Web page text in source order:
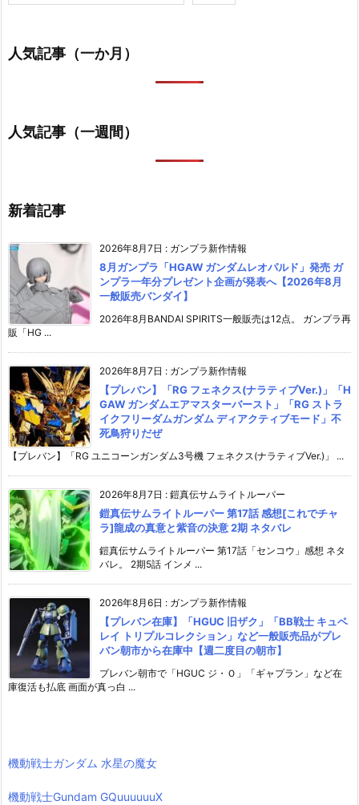
人気記事（一か月）
人気記事（一週間）
新着記事
2026年8月7日 : ガンプラ新作情報
8月ガンプラ「HGAW ガンダムレオパルド」発売 ガ
ンプラ一年分プレゼント企画が発表へ【2026年8月
一般販売バンダイ】
2026年8月BANDAI SPIRITS一般販売は12点。 ガンプラ再
販「HG ...
2026年8月7日 : ガンプラ新作情報
【プレバン】「RG フェネクス(ナラティブVer.)」「H
GAW ガンダムエアマスターバースト」「RG ストラ
イクフリーダムガンダム ディアクティブモード」不
死鳥狩りだぜ
【プレバン】「RG ユニコーンガンダム3号機 フェネクス(ナラティブVer.)」 ...
2026年8月7日 : 鎧真伝サムライトルーパー
鎧真伝サムライトルーパー 第17話 感想[これでチャ
ラ]龍成の真意と紫音の決意 2期 ネタバレ
鎧真伝サムライトルーパー 第17話「センコウ」感想 ネタ
バレ。 2期5話 インメ ...
2026年8月6日 : ガンプラ新作情報
【プレバン在庫】「HGUC 旧ザク」「BB戦士 キュベ
レイ トリプルコレクション」など一般販売品がプレ
バン朝市から在庫中【週二度目の朝市】
プレバン朝市で「HGUC ジ・Ｏ」「ギャプラン」など在
庫復活も払底 画面が真っ白 ...
機動戦士ガンダム 水星の魔女
機動戦士Gundam GQuuuuuuX